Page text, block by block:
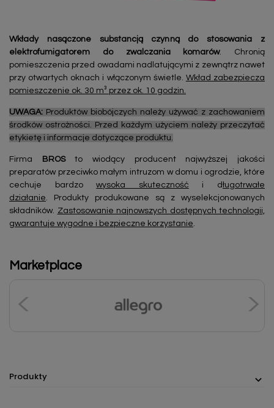
Wkłady nasączone substancją czynną do stosowania z
elektrofumigatorem do zwalczania komarów. Chronią
pomieszczenia przed owadami nadlatującymi z zewnątrz nawet
przy otwartych oknach i włączonym świetle. Wkład zabezpiecza
pomieszczenie ok. 30 m³ przez ok. 10 godzin.
UWAGA: Produktów biobójczych należy używać z zachowaniem
środków ostrożności. Przed każdym użyciem należy przeczytać
etykietę i informacje dotyczące produktu.
Firma BROSto wiodący producent najwyższej jakości
preparatów przeciwko małym intruzom w domu i ogrodzie, które
cechuje bardzowysoka skuteczność i długotrwałe
działanie. Produkty produkowane są z wyselekcjonowanych
składników. Zastosowanie najnowszych dostępnych technologii,
gwarantuje wygodne i bezpieczne korzystanie.
Marketplace
Produkty